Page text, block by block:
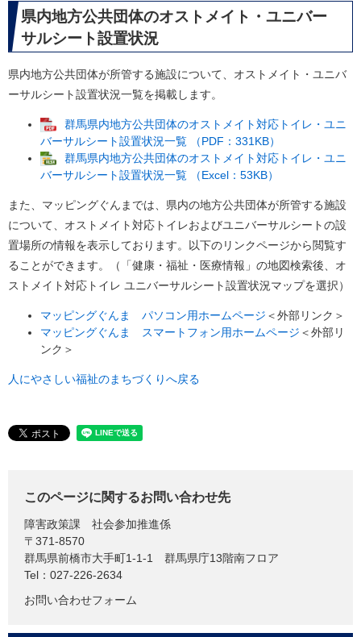
県内地方公共団体のオストメイト・ユニバー
サルシート設置状況
県内地方公共団体が所管する施設について、オストメイト・ユニバ
ーサルシート設置状況一覧を掲載します。
群馬県内地方公共団体のオストメイト対応トイレ・ユニ
バーサルシート設置状況一覧 （PDF：331KB）
群馬県内地方公共団体のオストメイト対応トイレ・ユニ
バーサルシート設置状況一覧 （Excel：53KB）
また、マッピングぐんまでは、県内の地方公共団体が所管する施設
について、オストメイト対応トイレおよびユニバーサルシートの設
置場所の情報を表示しております。以下のリンクページから閲覧す
ることができます。（「健康・福祉・医療情報」の地図検索後、オ
ストメイト対応トイレ ユニバーサルシート設置状況マップを選択）
マッピングぐんま パソコン用ホームページ ＜外部リンク＞
マッピングぐんま スマートフォン用ホームページ ＜外部リ
ンク＞
人にやさしい福祉のまちづくりへ戻る
このページに関するお問い合わせ先
障害政策課
社会参加推進係
〒371-8570
群馬県前橋市大手町1-1-1 群馬県庁13階南フロア
Tel：027-226-2634
お問い合わせフォーム